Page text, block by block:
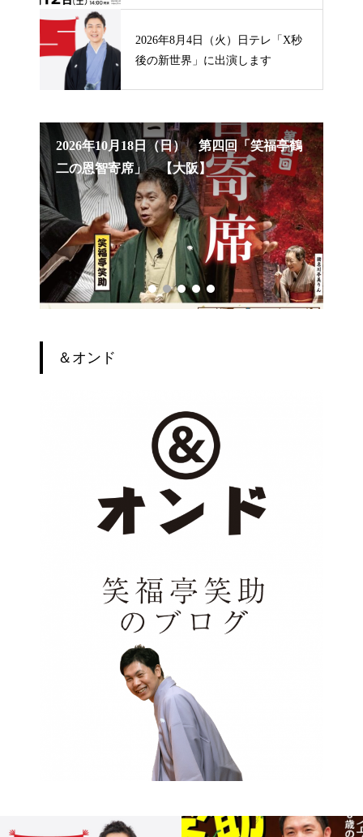
2026年8月4日（火）日テレ「X秒
後の新世界」に出演します
2026年10月18日（日） 第四回「笑福亭鶴
二の恩智寄席」 【大阪】
＆オンド